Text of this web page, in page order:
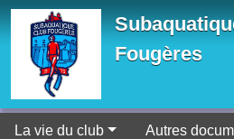
Fougères
La vie du club Autres
Panneau de gestion des cookies